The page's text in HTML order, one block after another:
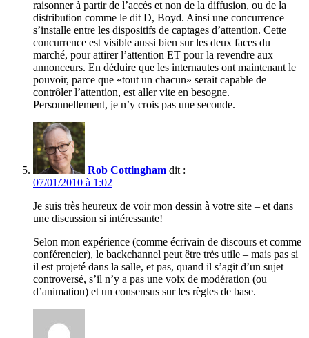
raisonner à partir de l’accès et non de la diffusion, ou de la
distribution comme le dit D, Boyd. Ainsi une concurrence
s’installe entre les dispositifs de captages d’attention. Cette
concurrence est visible aussi bien sur les deux faces du
marché, pour attirer l’attention ET pour la revendre aux
annonceurs. En déduire que les internautes ont maintenant le
pouvoir, parce que «tout un chacun» serait capable de
contrôler l’attention, est aller vite en besogne.
Personnellement, je n’y crois pas une seconde.
Rob Cottingham dit :
07/01/2010 à 1:02
Je suis très heureux de voir mon dessin à votre site – et dans
une discussion si intéressante!
Selon mon expérience (comme écrivain de discours et comme
conférencier), le backchannel peut être très utile – mais pas si
il est projeté dans la salle, et pas, quand il s’agit d’un sujet
controversé, s’il n’y a pas une voix de modération (ou
d’animation) et un consensus sur les règles de base.